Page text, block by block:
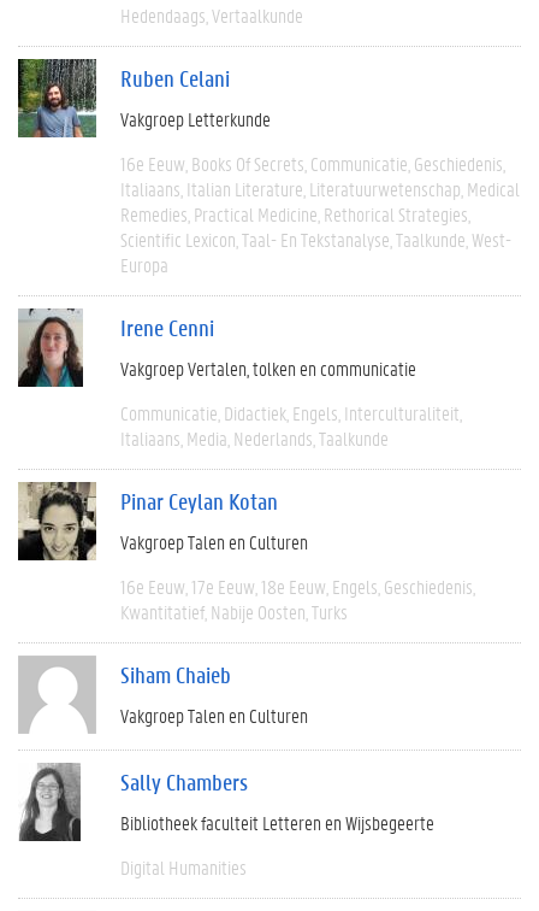
Hedendaags Vertaalkunde
Ruben Celani
Vakgroep Letterkunde
16e Eeuw Books Of Secrets Communicatie Geschiedenis
Italiaans Italian Literature Literatuurwetenschap Medical
Remedies Practical Medicine Rethorical Strategies
Scientific Lexicon Taal- En Tekstanalyse Taalkunde West-
Europa
Irene Cenni
Vakgroep Vertalen, tolken en communicatie
Communicatie Didactiek Engels Interculturaliteit
Italiaans Media Nederlands Taalkunde
Pinar Ceylan Kotan
Vakgroep Talen en Culturen
16e Eeuw 17e Eeuw 18e Eeuw Engels Geschiedenis
Kwantitatief Nabije Oosten Turks
Siham Chaieb
Vakgroep Talen en Culturen
Sally Chambers
Bibliotheek faculteit Letteren en Wijsbegeerte
Digital Humanities